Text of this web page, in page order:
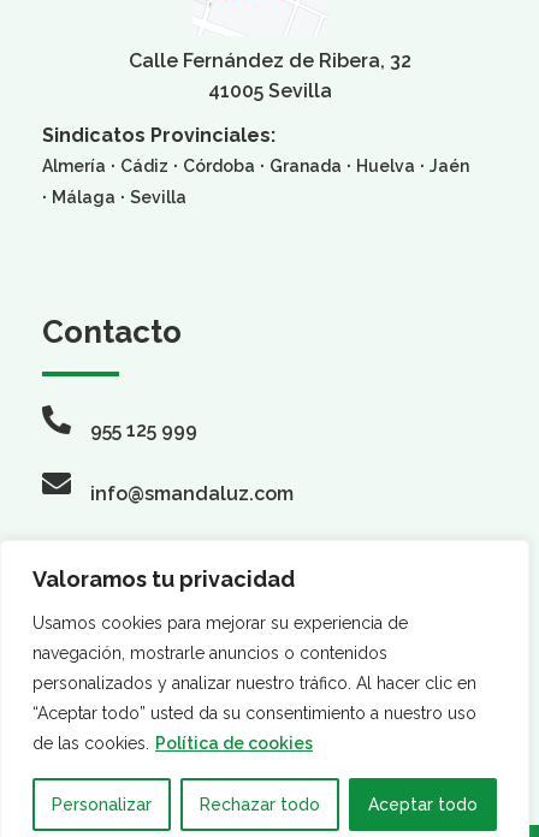
Valoramos tu privacidad
Usamos cookies para mejorar su experiencia de
navegación, mostrarle anuncios o contenidos
personalizados y analizar nuestro tráfico. Al hacer clic en
“Aceptar todo” usted da su consentimiento a nuestro uso
de las cookies.
Política de cookies
Personalizar Rechazar todo Aceptar todo
Calle Fernández de Ribera, 32
41005 Sevilla
Sindicatos Provinciales:
Almería · Cádiz · Córdoba · Granada · Huelva · Jaén
· Málaga · Sevilla
Contacto
955 125 999
info@smandaluz.com
Síguenos